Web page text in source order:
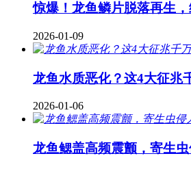
惊爆！龙鱼鳞片脱落再生
2026-01-09
龙鱼水质恶化？这4大征兆
2026-01-06
龙鱼鳃盖高频震颤，寄生